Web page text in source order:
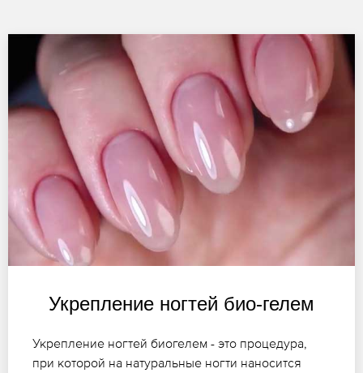
Укрепление ногтей био-гелем
Укрепление ногтей биогелем - это процедура,
при которой на натуральные ногти наносится